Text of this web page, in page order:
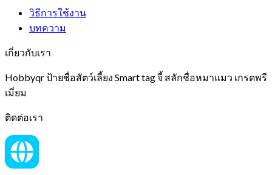
วิธีการใช้งาน
บทความ
เกี่ยวกับเรา
Hobbyqr ป้ายชื่อสัตว์เลี้ยง Smart tag จี้ สลักชื่อหมาแมว เกรดพรี
เมี่ยม
ติดต่อเรา